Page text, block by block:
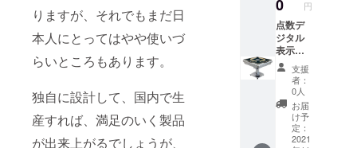
りますが、それでもまだ日
本人にとってはやや使いづ
らいところもあります。
独自に設計して、国内で生
産すれば、満足のいく製品
が出来上がるでしょうが、
ナル商品を
増やせるよ
うに日々頑
張っていま
す。試験的
な輸入・テ
スト販売な
ど、チャレ
0 円
点数デ
ジタル
表示機
能付
き 折
りたた
み式全
自動麻
雀卓
ZD-JF-
支援
者：
0人
お届
け予
定：
2021